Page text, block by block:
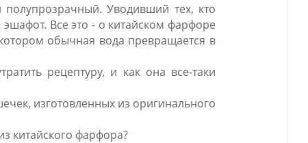
Уводивший тех, кто
Все это - о китайском фарфоре
обычная вода превращается в
рецептуру, и как она все-таки
изготовленных из оригинального
китайского фарфора?